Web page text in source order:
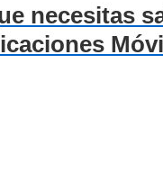
necesitas